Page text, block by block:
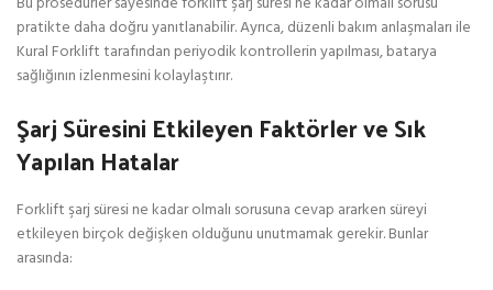
pratikte daha doğru yanıtlanabilir. Ayrıca, düzenli bakım anlaşmaları ile
Kural Forklift tarafından periyodik kontrollerin yapılması, batarya
sağlığının izlenmesini kolaylaştırır.
Şarj Süresini Etkileyen Faktörler ve Sık
Yapılan Hatalar
Forklift şarj süresi ne kadar olmalı sorusuna cevap ararken süreyi
etkileyen birçok değişken olduğunu unutmamak gerekir. Bunlar
arasında: